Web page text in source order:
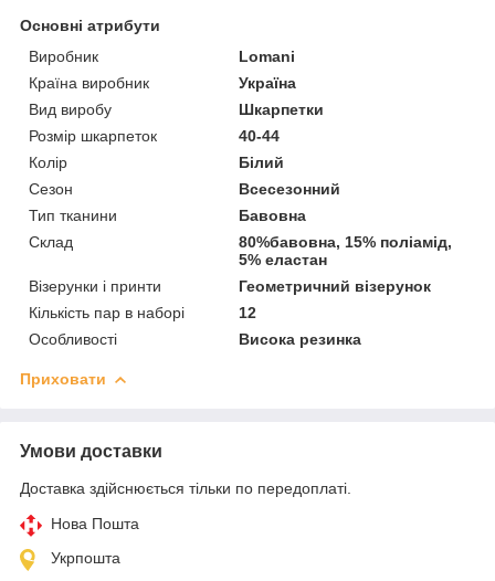
Основні атрибути
Виробник
Lomani
Країна виробник
Україна
Вид виробу
Шкарпетки
Розмір шкарпеток
40-44
Колір
Білий
Сезон
Всесезонний
Тип тканини
Бавовна
Склад
80%бавовна, 15% поліамід,
5% еластан
Візерунки і принти
Геометричний візерунок
Кількість пар в наборі
12
Особливості
Висока резинка
Приховати
Умови доставки
Доставка здійснюється тільки по передоплаті.
Нова Пошта
Укрпошта